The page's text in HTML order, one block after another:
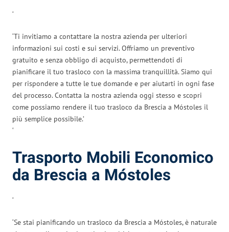
‘
‘Ti invitiamo a contattare la nostra azienda per ulteriori
informazioni sui costi e sui servizi. Offriamo un preventivo
gratuito e senza obbligo di acquisto, permettendoti di
pianificare il tuo trasloco con la massima tranquillità. Siamo qui
per rispondere a tutte le tue domande e per aiutarti in ogni fase
del processo. Contatta la nostra azienda oggi stesso e scopri
come possiamo rendere il tuo trasloco da Brescia a Móstoles il
più semplice possibile.’
‘
Trasporto Mobili Economico
da Brescia a Móstoles
‘
‘Se stai pianificando un trasloco da Brescia a Móstoles, è naturale